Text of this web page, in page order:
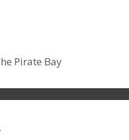
Pirate Bay